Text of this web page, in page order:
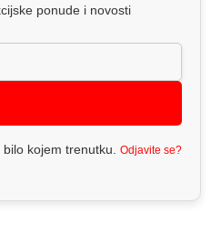
ponude i novosti
kojem trenutku. Odjavite se?